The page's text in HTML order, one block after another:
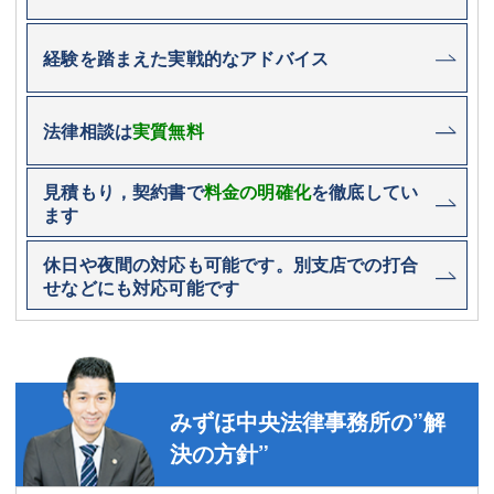
経験を踏まえた実戦的なアドバイス
法律相談は実質無料
見積もり，契約書で料金の明確化を徹底してい
ます
休日や夜間の対応も可能です。別支店での打合
せなどにも対応可能です
みずほ中央法律事務所の”解
決の方針”